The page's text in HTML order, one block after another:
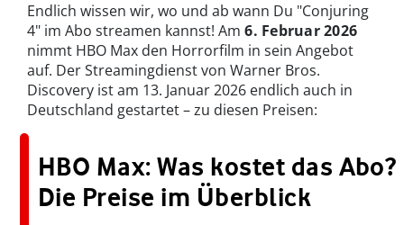
Endlich wissen wir, wo und ab wann Du "Conjuring
4" im Abo streamen kannst! Am 6. Februar 2026
nimmt HBO Max den Horrorfilm in sein Angebot
auf. Der Streamingdienst von Warner Bros.
Discovery ist am 13. Januar 2026 endlich auch in
Deutschland gestartet – zu diesen Preisen:
HBO Max: Was kostet das Abo?
Die Preise im Überblick